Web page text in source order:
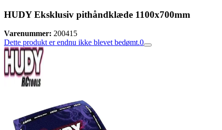
HUDY Eksklusiv pithåndklæde 1100x700mm
Varenummer: 200415
Dette produkt er endnu ikke blevet bedømt.0